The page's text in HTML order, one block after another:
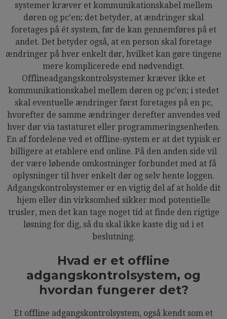
systemer kræver et kommunikationskabel mellem
døren og pc’en; det betyder, at ændringer skal
foretages på ét system, før de kan gennemføres på et
andet. Det betyder også, at en person skal foretage
ændringer på hver enkelt dør, hvilket kan gøre tingene
mere komplicerede end nødvendigt.
Offlineadgangskontrolsystemer kræver ikke et
kommunikationskabel mellem døren og pc’en; i stedet
skal eventuelle ændringer først foretages på en pc,
hvorefter de samme ændringer derefter anvendes ved
hver dør via tastaturet eller programmeringsenheden.
En af fordelene ved et offline-system er at det typisk er
billigere at etablere end online. På den anden side vil
der være løbende omkostninger forbundet med at få
oplysninger til hver enkelt dør og selv hente loggen.
Adgangskontrolsystemer er en vigtig del af at holde dit
hjem eller din virksomhed sikker mod potentielle
trusler, men det kan tage noget tid at finde den rigtige
løsning for dig, så du skal ikke kaste dig ud i et
beslutning.
Hvad er et offline
adgangskontrolsystem, og
hvordan fungerer det?
Et offline adgangskontrolsystem, også kendt som et